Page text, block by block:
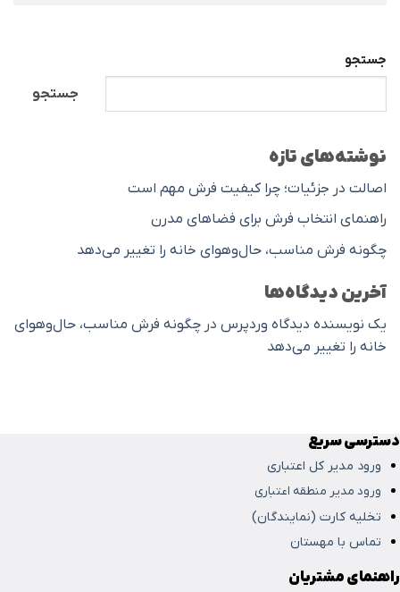
جستجو
جستجو
نوشته‌های تازه
اصالت در جزئیات؛ چرا کیفیت فرش مهم است
راهنمای انتخاب فرش برای فضاهای مدرن
چگونه فرش مناسب، حال‌وهوای خانه را تغییر می‌دهد
آخرین دیدگاه‌ها
یک نویسنده دیدگاه وردپرس در چگونه فرش مناسب، حال‌وهوای
خانه را تغییر می‌دهد
دسترسی سریع
ورود مدیر کل اعتباری
ورود مدیر منطقه اعتباری
تخلیه کارت (نمایندگان)
تماس با مهستان
راهنمای مشتریان